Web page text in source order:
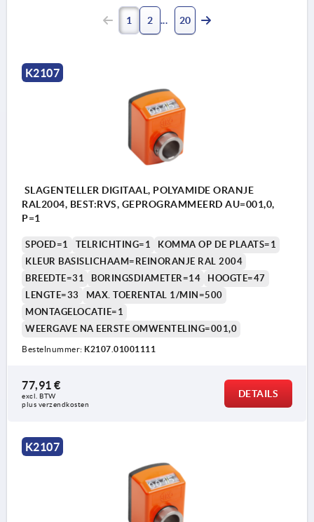
1 2 20
K2107
SLAGENTELLER DIGITAAL, POLYAMIDE ORANJE
RAL2004, BEST:RVS, GEPROGRAMMEERD AU=001,0,
P=1
SPOED=1 TELRICHTING=1
KOMMA OP DE PLAATS=1
KLEUR BASISLICHAAM=REINORANJE RAL 2004
BREEDTE=31
BORINGSDIAMETER=14
HOOGTE=47
LENGTE=33
MAX. TOERENTAL 1/MIN=500
MONTAGELOCATIE=1
WEERGAVE NA EERSTE OMWENTELING=001,0
Bestelnummer: K2107.01001111
77,91 €
excl. BTW
plus verzendkosten
DETAILS
K2107